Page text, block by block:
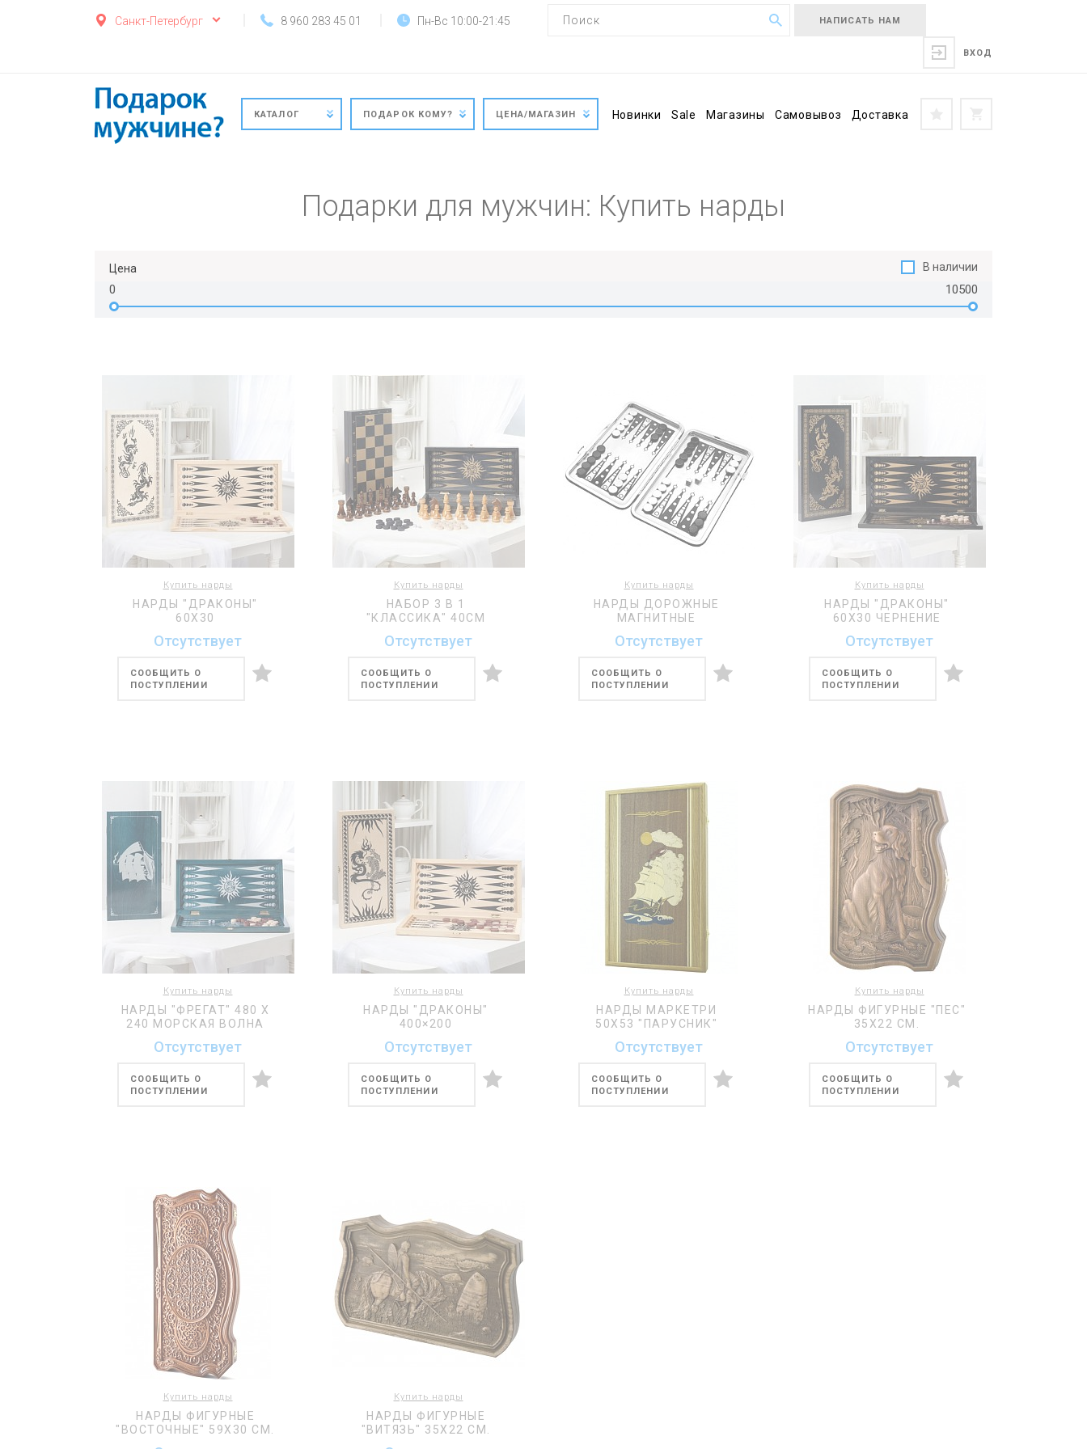
Санкт-Петербург 8 960 283 45 01 Пн-Вс 10:00-21:45 НАПИСАТЬ НАМ
ВХОД
КАТАЛОГ ПОДАРОК КОМУ? ЦЕНА/МАГАЗИН Новинки Sale Магазины Самовывоз Доставка
Подарки для мужчин: Купить нарды
Цена В наличии
0 10500
Купить нарды
НАРДЫ "ДРАКОНЫ"
60Х30
Отсутствует
СООБЩИТЬ О
ПОСТУПЛЕНИИ
Купить нарды
НАБОР 3 В 1
"КЛАССИКА" 40СМ
Отсутствует
СООБЩИТЬ О
ПОСТУПЛЕНИИ
Купить нарды
НАРДЫ ДОРОЖНЫЕ
МАГНИТНЫЕ
Отсутствует
СООБЩИТЬ О
ПОСТУПЛЕНИИ
Купить нарды
НАРДЫ "ДРАКОНЫ"
60Х30 ЧЕРНЕНИЕ
Отсутствует
СООБЩИТЬ О
ПОСТУПЛЕНИИ
Купить нарды
НАРДЫ "ФРЕГАТ" 480 Х
240 МОРСКАЯ ВОЛНА
Отсутствует
СООБЩИТЬ О
ПОСТУПЛЕНИИ
Купить нарды
НАРДЫ "ДРАКОНЫ"
400×200
Отсутствует
СООБЩИТЬ О
ПОСТУПЛЕНИИ
Купить нарды
НАРДЫ МАРКЕТРИ
50Х53 "ПАРУСНИК"
Отсутствует
СООБЩИТЬ О
ПОСТУПЛЕНИИ
Купить нарды
НАРДЫ ФИГУРНЫЕ "ПЕС"
35Х22 СМ.
Отсутствует
СООБЩИТЬ О
ПОСТУПЛЕНИИ
Купить нарды
НАРДЫ ФИГУРНЫЕ
"ВОСТОЧНЫЕ" 59Х30 СМ.
Купить нарды
НАРДЫ ФИГУРНЫЕ
"ВИТЯЗЬ" 35Х22 СМ.